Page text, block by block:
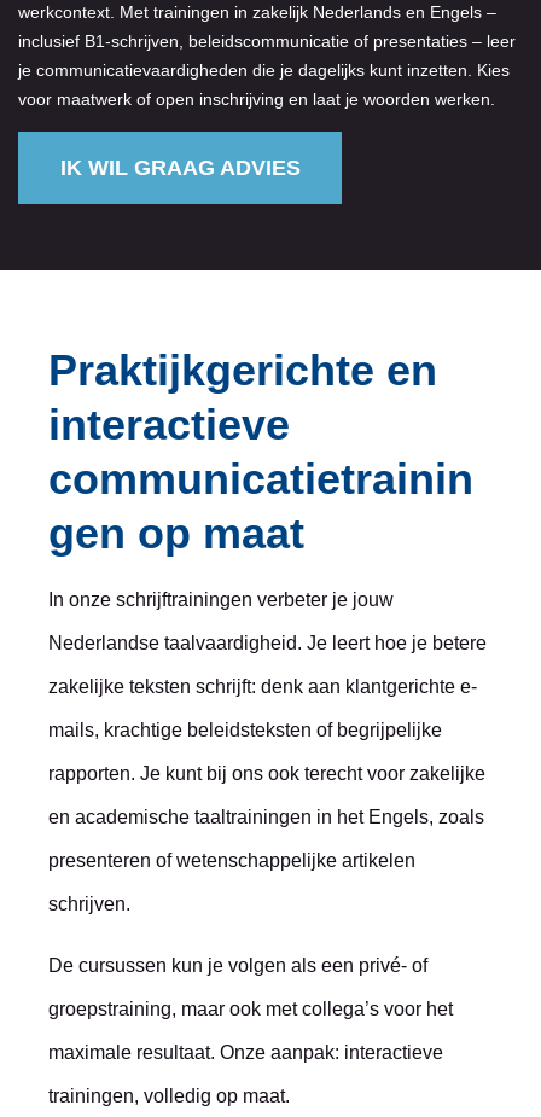
werkcontext. Met trainingen in zakelijk Nederlands en Engels –
inclusief B1-schrijven, beleidscommunicatie of presentaties – leer
je communicatievaardigheden die je dagelijks kunt inzetten. Kies
voor maatwerk of open inschrijving en laat je woorden werken.
IK WIL GRAAG ADVIES
Praktijkgerichte en
interactieve
communicatietrainin
gen op maat
In onze schrijftrainingen verbeter je jouw
Nederlandse taalvaardigheid. Je leert hoe je betere
zakelijke teksten schrijft: denk aan klantgerichte e-
mails, krachtige beleidsteksten of begrijpelijke
rapporten. Je kunt bij ons ook terecht voor zakelijke
en academische taaltrainingen in het Engels, zoals
presenteren of wetenschappelijke artikelen
schrijven.
De cursussen kun je volgen als een privé- of
groepstraining, maar ook met collega’s voor het
maximale resultaat. Onze aanpak: interactieve
trainingen, volledig op maat.